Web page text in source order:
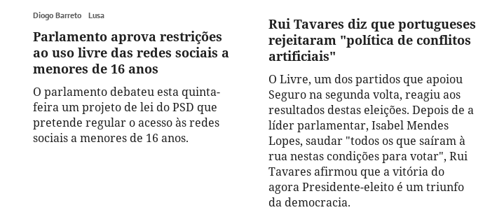
Diogo Barreto Lusa
Parlamento aprova restrições
ao uso livre das redes sociais a
menores de 16 anos
O parlamento debateu esta quinta-
feira um projeto de lei do PSD que
pretende regular o acesso às redes
sociais a menores de 16 anos.
Rui Tavares diz que portugueses
rejeitaram "política de conflitos
artificiais"
O Livre, um dos partidos que apoiou
Seguro na segunda volta, reagiu aos
resultados destas eleições. Depois de a
líder parlamentar, Isabel Mendes
Lopes, saudar "todos os que saíram à
rua nestas condições para votar", Rui
Tavares afirmou que a vitória do
agora Presidente-eleito é um triunfo
da democracia.